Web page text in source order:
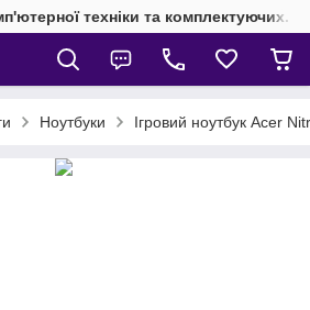
техніки та комплектуючих.
Ноутбуки Ігровий ноутбук Acer